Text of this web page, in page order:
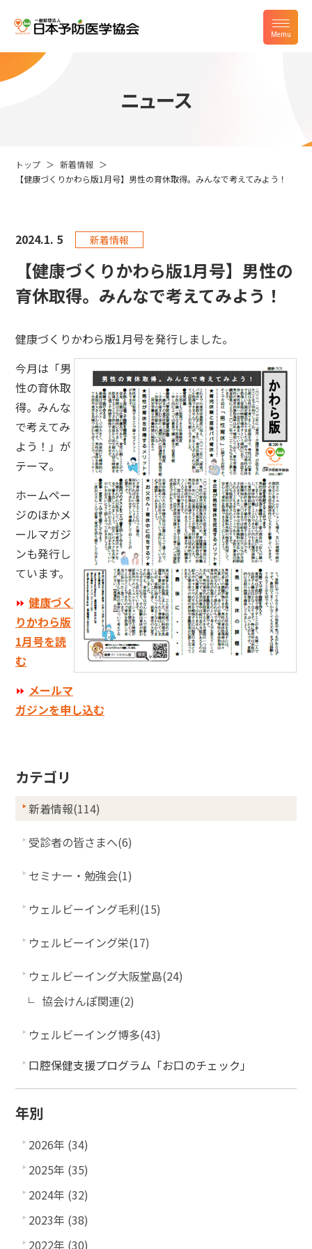
ニュース
トップ
新着情報
【健康づくりかわら版1月号】男性の育休取得。みんなで考えてみよう！
2024.1. 5 新着情報
【健康づくりかわら版1月号】男性の
育休取得。みんなで考えてみよう！
健康づくりかわら版1月号を発行しました。
今月は「男
性の育休取
得。みんな
で考えてみ
よう！」が
テーマ。
ホームペー
ジのほかメ
ールマガジ
ンも発行し
ています。
⏩ 健康づく
りかわら版
1月号を読
む
⏩ メールマ
ガジンを申し込む
カテゴリ
新着情報(114)
受診者の皆さまへ(6)
セミナー・勉強会(1)
ウェルビーイング毛利(15)
ウェルビーイング栄(17)
ウェルビーイング大阪堂島(24)
協会けんぽ関連(2)
ウェルビーイング博多(43)
口腔保健支援プログラム「お口のチェック」
年別
2026年 (34)
2025年 (35)
2024年 (32)
2023年 (38)
2022年 (30)